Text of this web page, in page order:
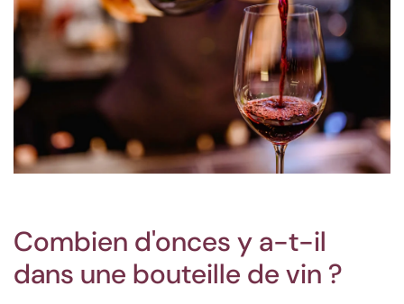
Combien d'onces y a-t-il
dans une bouteille de vin ?